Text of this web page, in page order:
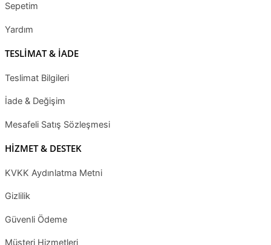
Sepetim
Yardım
TESLİMAT & İADE
Teslimat Bilgileri
İade & Değişim
Mesafeli Satış Sözleşmesi
HİZMET & DESTEK
KVKK Aydınlatma Metni
Gizlilik
Güvenli Ödeme
Müşteri Hizmetleri